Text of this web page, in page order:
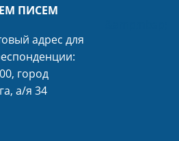
ПИСЕМ
адрес для
город
а/я 34